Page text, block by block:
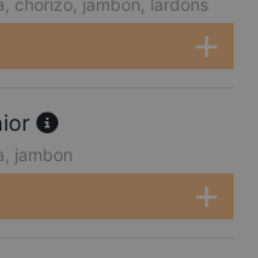
jambon